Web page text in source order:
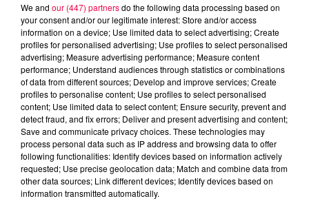
Flash infos
Crédit :Flash infos
We and our (447) partnersdo the following data processing based on
your consent and/or our legitimate interest: Store and/or access
information on a device; Use limited data to select advertising; Create
profiles for personalised advertising; Use profiles to select personalised
advertising; Measure advertising performance; Measure content
performance; Understand audiences through statistics or combinations
of data from different sources; Develop and improve services; Create
profiles to personalise content; Use profiles to select personalised
content; Use limited data to select content; Ensure security, prevent and
detect fraud, and fix errors; Deliver and present advertising and content;
Save and communicate privacy choices. These technologies may
process personal data such as IP address and browsing data to offer
following functionalities: Identify devices based on information actively
requested; Use precise geolocation data; Match and combine data from
other data sources; Link different devices; Identify devices based on
information transmitted automatically.